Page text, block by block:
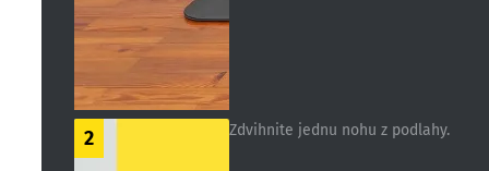
2 Zdvihnite jednu nohu z podlahy.